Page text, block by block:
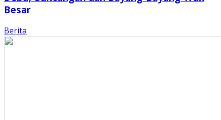
Besar
Berita